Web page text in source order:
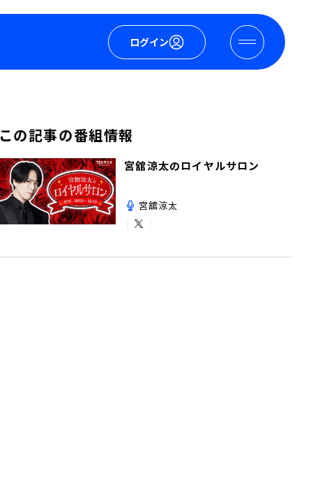
ログイン
この記事の番組情報
宮舘涼太のロイヤルサロン
宮舘涼太